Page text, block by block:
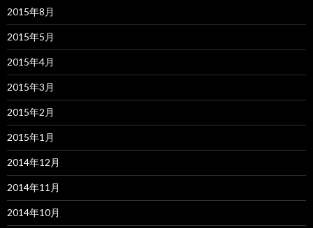
2015年8月
2015年5月
2015年4月
2015年3月
2015年2月
2015年1月
2014年12月
2014年11月
2014年10月